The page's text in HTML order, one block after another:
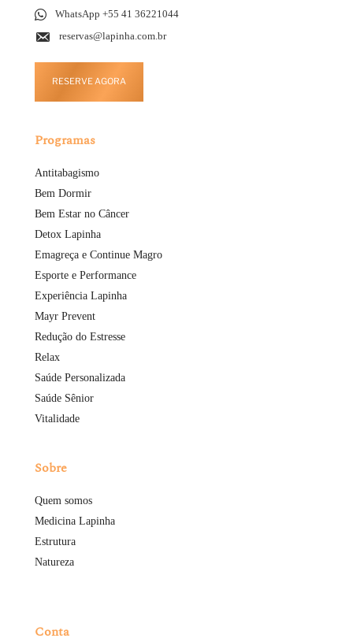
WhatsApp +55 41 36221044
reservas@lapinha.com.br
RESERVE AGORA
Programas
Antitabagismo
Bem Dormir
Bem Estar no Câncer
Detox Lapinha
Emagreça e Continue Magro
Esporte e Performance
Experiência Lapinha
Mayr Prevent
Redução do Estresse
Relax
Saúde Personalizada
Saúde Sênior
Vitalidade
Sobre
Quem somos
Medicina Lapinha
Estrutura
Natureza
Conta